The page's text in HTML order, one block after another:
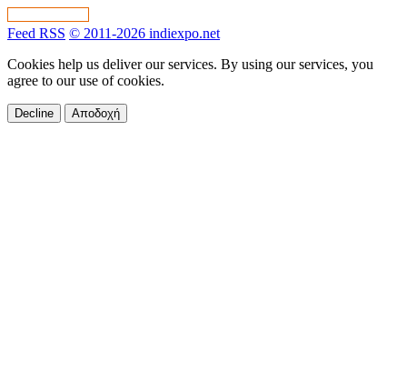
Feed RSS © 2011-2026 indiexpo.net
Cookies help us deliver our services. By using our services, you
agree to our use of cookies.
Decline Αποδοχή